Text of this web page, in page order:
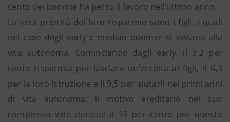
cento dei boomie ha perso il lavoro nell’ultimo anno.
La vera priorità del loro risparmio sono i figli, i quali
nel caso degli early e median boomer si avviano alla
vita autonoma. Cominciando dagli early, il 3,2 per
cento risparmia per lasciare un’eredità ai figli, il 6,3
per la loro istruzione e il 9,5 per aiutarli nei primi anni
di vita autonoma: il motivo ereditario nel suo
complesso vale dunque il 19 per cento per questo